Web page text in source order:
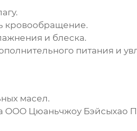
кровообращение.
и блеска.
питания и
масел.
ООО Цюаньчжоу Бэйсыхао